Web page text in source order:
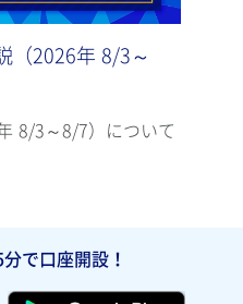
（2026年 8/3～
8/3～8/7）について
で口座開設！